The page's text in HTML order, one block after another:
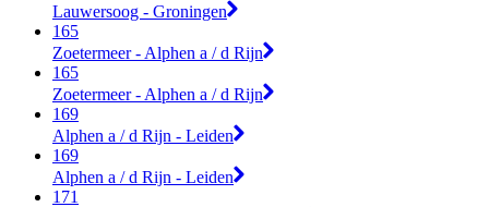
Lauwersoog - Groningen
165
Zoetermeer - Alphen a / d Rijn
165
Zoetermeer - Alphen a / d Rijn
169
Alphen a / d Rijn - Leiden
169
Alphen a / d Rijn - Leiden
171